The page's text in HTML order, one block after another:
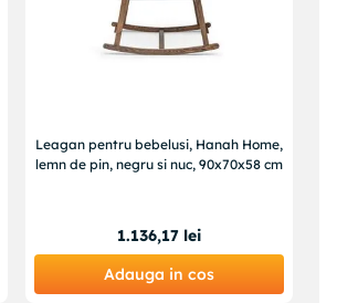
Leagan pentru bebelusi, Hanah Home,
lemn de pin, negru si nuc, 90x70x58 cm
1.136,17 lei
Adauga in cos